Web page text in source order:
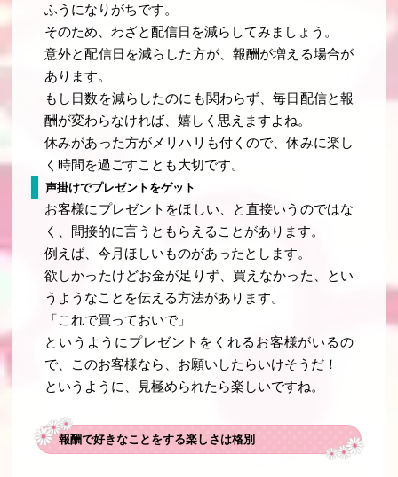
ふうになりがちです。
そのため、わざと配信日を減らしてみましょう。
意外と配信日を減らした方が、報酬が増える場合が
あります。
もし日数を減らしたのにも関わらず、毎日配信と報
酬が変わらなければ、嬉しく思えますよね。
休みがあった方がメリハリも付くので、休みに楽し
く時間を過ごすことも大切です。
声掛けでプレゼントをゲット
お客様にプレゼントをほしい、と直接いうのではな
く、間接的に言うともらえることがあります。
例えば、今月ほしいものがあったとします。
欲しかったけどお金が足りず、買えなかった、とい
うようなことを伝える方法があります。
「これで買っておいで」
というようにプレゼントをくれるお客様がいるの
で、このお客様なら、お願いしたらいけそうだ！
というように、見極められたら楽しいですね。
報酬で好きなことをする楽しさは格別